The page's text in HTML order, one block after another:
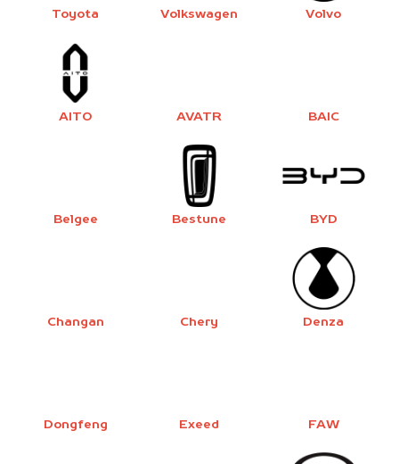
Toyota Volkswagen Volvo
AITO AVATR BAIC
Belgee Bestune BYD
Changan Chery Denza
Dongfeng Exeed FAW